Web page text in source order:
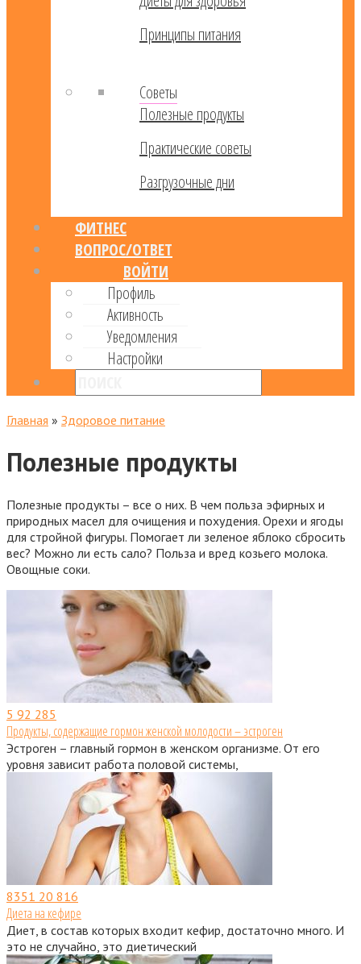
Принципы питания
Советы
Полезные продукты
Практические советы
Разгрузочные дни
ФИТНЕС
ВОПРОС/ОТВЕТ
ВОЙТИ
Профиль
Активность
Уведомления
Настройки
Главная » Здоровое питание
Полезные продукты
Полезные продукты – все о них. В чем польза эфирных и
природных масел для очищения и похудения. Орехи и ягоды
для стройной фигуры. Помогает ли зеленое яблоко сбросить
вес? Можно ли есть сало? Польза и вред козьего молока.
Овощные соки.
5 92 285
Продукты, содержащие гормон женской молодости – эстроген
Эстроген – главный гормон в женском организме. От его
уровня зависит работа половой системы,
8351 20 816
Диета на кефире
Диет, в состав которых входит кефир, достаточно много. И
это не случайно, это диетический